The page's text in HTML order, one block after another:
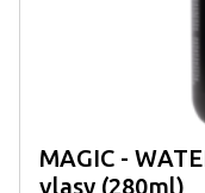
MAGIC -
vlasy (280ml)